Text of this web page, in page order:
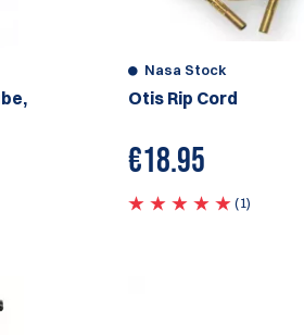
Nasa Stock
Otis Rip Cord
€18.95
(1)